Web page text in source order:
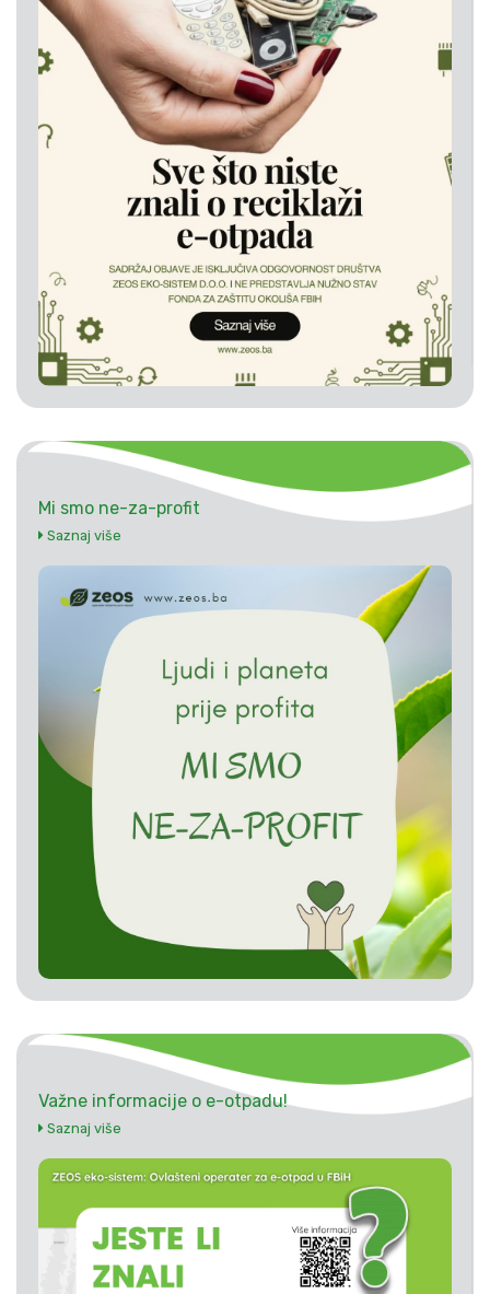
Mi smo ne-za-profit
Saznaj više
Važne informacije o e-otpadu!
Saznaj više